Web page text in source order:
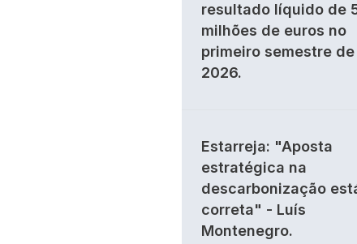
resultado líquido de
milhões de euros no
primeiro semestre de
2026.
Estarreja: "Aposta
estratégica na
descarbonização
correta" - Luís
Montenegro.